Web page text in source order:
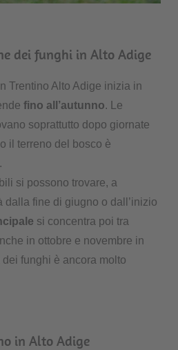
dei funghi in Alto Adige
Trentino Alto Adige inizia in
fino all’autunno. Le
soprattutto dopo giornate
il terreno del bosco è
si possono trovare, a
dalla fine di giugno o dall’inizio
si concentra poi tra
in ottobre e novembre in
funghi è ancora molto
in Alto Adige